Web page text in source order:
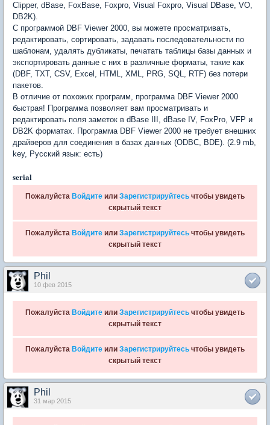
Clipper, dBase, FoxBase, Foxpro, Visual Foxpro, Visual DBase, VO,
DB2K).
С программой DBF Viewer 2000, вы можете просматривать,
редактировать, сортировать, задавать последовательности по
шаблонам, удалять дубликаты, печатать таблицы базы данных и
экспортировать данные с них в различные форматы, такие как
(DBF, TXT, CSV, Excel, HTML, XML, PRG, SQL, RTF) без потери
пакетов.
В отличие от похожих программ, программа DBF Viewer 2000
быстрая! Программа позволяет вам просматривать и
редактировать поля заметок в dBase III, dBase IV, FoxPro, VFP и
DB2K форматах. Программа DBF Viewer 2000 не требует внешних
драйверов для соединения в базах данных (ODBC, BDE). (2.9 mb,
key, Русский язык: есть)
serial
Пожалуйста Войдите или Зарегистрируйтесь чтобы увидеть
скрытый текст
Пожалуйста Войдите или Зарегистрируйтесь чтобы увидеть
скрытый текст
Phil
10 фев 2015
Пожалуйста Войдите или Зарегистрируйтесь чтобы увидеть
скрытый текст
Пожалуйста Войдите или Зарегистрируйтесь чтобы увидеть
скрытый текст
Phil
31 мар 2015